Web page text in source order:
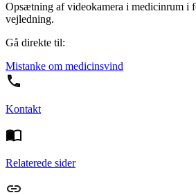
Opsætning af videokamera i medicinrum i
vejledning.
Gå direkte til:
Mistanke om medicinsvind
Kontakt
Relaterede sider